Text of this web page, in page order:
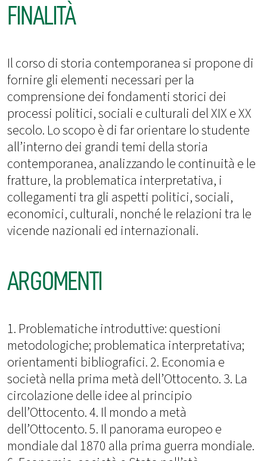
FINALITÀ
Il corso di storia contemporanea si propone di
fornire gli elementi necessari per la
comprensione dei fondamenti storici dei
processi politici, sociali e culturali del XIX e XX
secolo. Lo scopo è di far orientare lo studente
all’interno dei grandi temi della storia
contemporanea, analizzando le continuità e le
fratture, la problematica interpretativa, i
collegamenti tra gli aspetti politici, sociali,
economici, culturali, nonché le relazioni tra le
vicende nazionali ed internazionali.
ARGOMENTI
1. Problematiche introduttive: questioni
metodologiche; problematica interpretativa;
orientamenti bibliografici. 2. Economia e
società nella prima metà dell’Ottocento. 3. La
circolazione delle idee al principio
dell’Ottocento. 4. Il mondo a metà
dell’Ottocento. 5. Il panorama europeo e
mondiale dal 1870 alla prima guerra mondiale.